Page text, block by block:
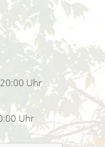
Uhr
Uhr